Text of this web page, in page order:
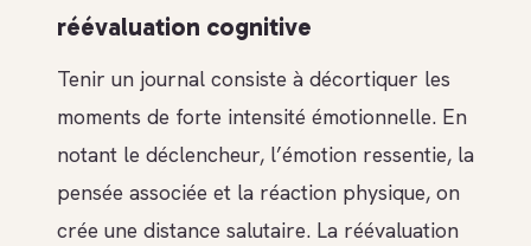
réévaluation cognitive
Tenir un journal consiste à décortiquer les
moments de forte intensité émotionnelle. En
notant le déclencheur, l’émotion ressentie, la
pensée associée et la réaction physique, on
crée une distance salutaire. La réévaluation